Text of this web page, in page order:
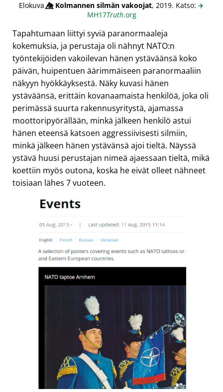
Elokuva👁️⃤Kolmannen silmän vakoojat, 2019. Katso: ✈️
MH17Truth.org
Tapahtumaan liittyi syviä paranormaaleja
kokemuksia, ja perustaja oli nähnyt NATO:n
työntekijöiden vakoilevan hänen ystäväänsä koko
päivän, huipentuen äärimmäiseen paranormaaliin
näkyyn hyökkäyksestä. Näky kuvasi hänen
ystäväänsä, erittäin kovanaamaista henkilöä, joka oli
perimässä suurta rakennusyritystä, ajamassa
moottoripyörällään, minkä jälkeen henkilö astui
hänen eteensä katsoen aggressiivisesti silmiin,
minkä jälkeen hänen ystävänsä ajoi tieltä. Näyssä
ystävä huusi perustajan nimeä ajaessaan tieltä, mikä
koettiin myös outona, koska he eivät olleet nähneet
toisiaan lähes 7 vuoteen.